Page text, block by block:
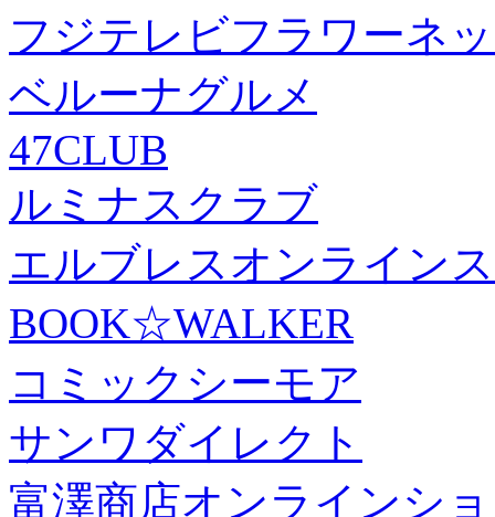
フジテレビフラワーネ
ベルーナグルメ
47CLUB
ルミナスクラブ
エルブレスオンライン
BOOK☆WALKER
コミックシーモア
サンワダイレクト
富澤商店オンラインシ